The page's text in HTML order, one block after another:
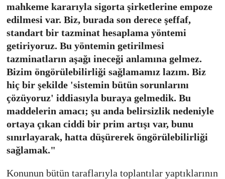
mahkeme kararıyla sigorta şirketlerine empoze
edilmesi var. Biz, burada son derece şeffaf,
standart bir tazminat hesaplama yöntemi
getiriyoruz. Bu yöntemin getirilmesi
tazminatların aşağı ineceği anlamına gelmez.
Bizim öngörülebilirliği sağlamamız lazım. Biz
hiç bir şekilde 'sistemin bütün sorunlarını
çözüyoruz' iddiasıyla buraya gelmedik. Bu
maddelerin amacı; şu anda belirsizlik nedeniyle
ortaya çıkan ciddi bir prim artışı var, bunu
sınırlayarak, hatta düşürerek öngörülebilirliği
sağlamak."
Konunun bütün taraflarıyla toplantılar yaptıklarının